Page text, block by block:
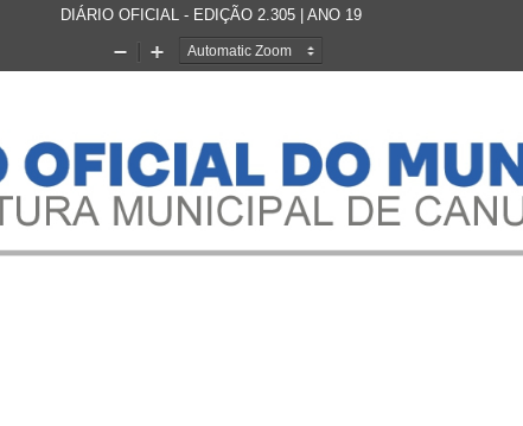
DIÁRIO OFICIAL - EDIÇÃO 2.305 | ANO 19